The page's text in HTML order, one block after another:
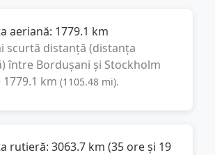
aeriană: 1779.1 km
scurtă distanță (distanța
între Bordușani și Stockholm
1779.1 km (1105.48 mi).
rutieră: 3063.7 km (35 ore și 19